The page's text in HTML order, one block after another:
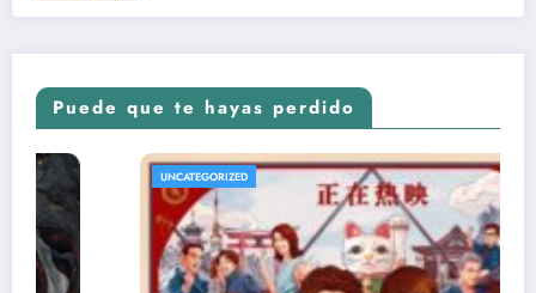
Puede que te hayas perdido
UNCATEGORIZED